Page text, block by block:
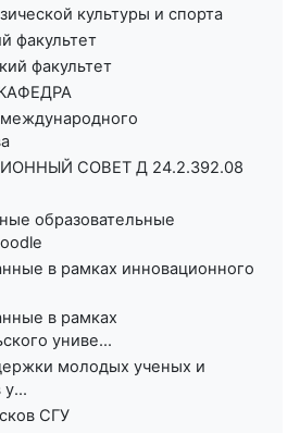
культуры и спорта
факультет
факультет
СОВЕТ Д 24.2.392.08
образовательные
в рамках инновационного
в рамках
униве...
молодых ученых и
у...
СГУ